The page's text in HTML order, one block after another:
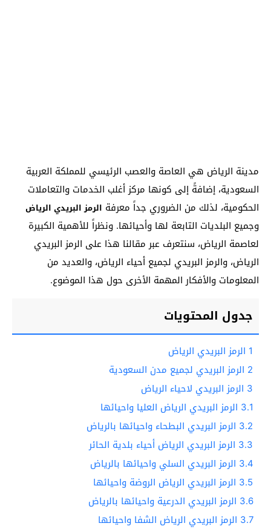
مدينة الرياض هي العاصة والعصب الرئيسي للمملكة العربية
السعودية، إضافةً إلى كونها مركز أغلب الخدمات والتعاملات
الحكومية، لذلك من الضروري جداً معرفة الرمز البريدي الرياض
وجميع البلديات التابعة لها وأحيائها. ونظراً للأهمية الكبيرة
لعاصمة الرياض، سنتعرف عبر مقالنا هذا على الرمز البريدي
الرياض، والرمز البريدي لجميع أحياء الرياض، والعديد من
المعلومات والأفكار المهمة الأخرى حول هذا الموضوع.
جدول المحتويات
1 الرمز البريدي الرياض
2 الرمز البريدي لجميع مدن السعودية
3 الرمز البريدي لاحياء الرياض
3.1 الرمز البريدي الرياض العليا واحيائها
3.2 الرمز البريدي البطحاء واحيائها بالرياض
3.3 الرمز البريدي الرياض أحياء بلدية الحائر
3.4 الرمز البريدي السلي واحيائها بالرياض
3.5 الرمز البريدي الرياض الروضة واحيائها
3.6 الرمز البريدي الدرعية واحيائها بالرياض
3.7 الرمز البريدي الرياض الشفا واحيائها